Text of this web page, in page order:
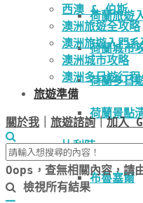
荷蘭旅遊
荷蘭城市
荷蘭多日
荷蘭景點
比利時
布魯塞爾
西澳 & 伯斯
澳洲旅遊全攻略
澳洲旅遊入門系
澳洲城市攻略
澳洲多日遊行程
旅遊準備
關於我 旅遊諮詢｜加入
Oops，查無相關內容，請
檢視所有結果